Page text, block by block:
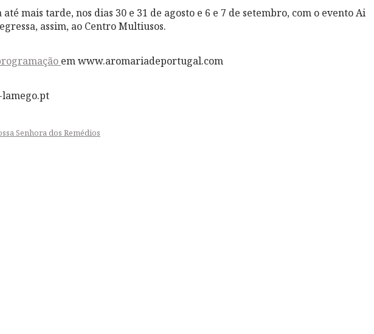
mais tarde, nos dias 30 e 31 de agosto e 6 e 7 de setembro, com o evento Ai
assim, ao Centro Multiusos.
em www.aromariadeportugal.com
Senhora dos Remédios